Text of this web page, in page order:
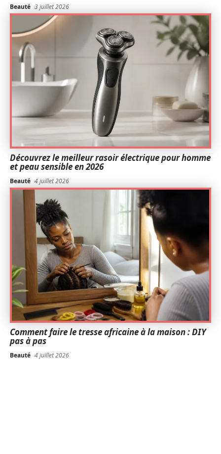
Beauté 3 juillet 2026
Découvrez le meilleur rasoir électrique pour homme
et peau sensible en 2026
Beauté 4 juillet 2026
Comment faire le tresse africaine à la maison : DIY
pas à pas
Beauté 4 juillet 2026